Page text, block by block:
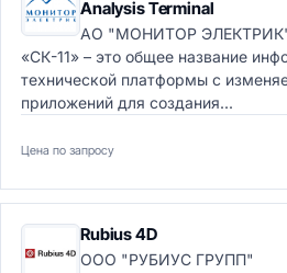
Analysis Terminal
АО "МОНИТОР
«СК-11» – это общее название
технической платформы с
приложений для создания...
Цена по запросу
Rubius 4D
ООО "РУБИУС ГРУПП"